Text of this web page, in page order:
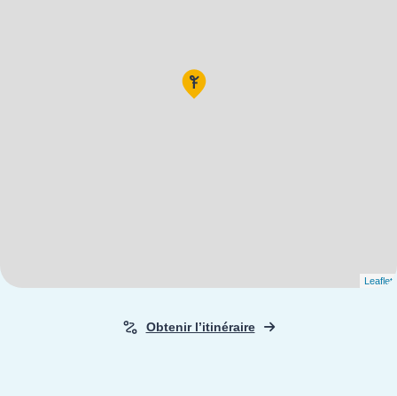
Leaflet
Obtenir l’itinéraire